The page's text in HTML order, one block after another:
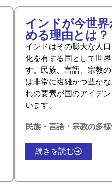
インドが今世
める理由とは？
インドはその膨大な人
化を有する国として世
す。民族、言語、宗教
は非常に複雑かつ豊か
れの要素が国のアイデ
います。
民族・言語・宗教の多
続きを読む